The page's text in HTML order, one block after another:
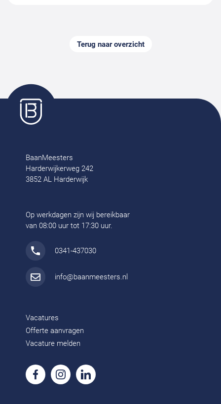
Terug naar overzicht
BaanMeesters
Harderwijkerweg 242
3852 AL Harderwijk
Op werkdagen zijn wij bereikbaar
van 08:00 uur tot 17:30 uur.
0341-437030
info@baanmeesters.nl
Vacatures
Offerte aanvragen
Vacature melden